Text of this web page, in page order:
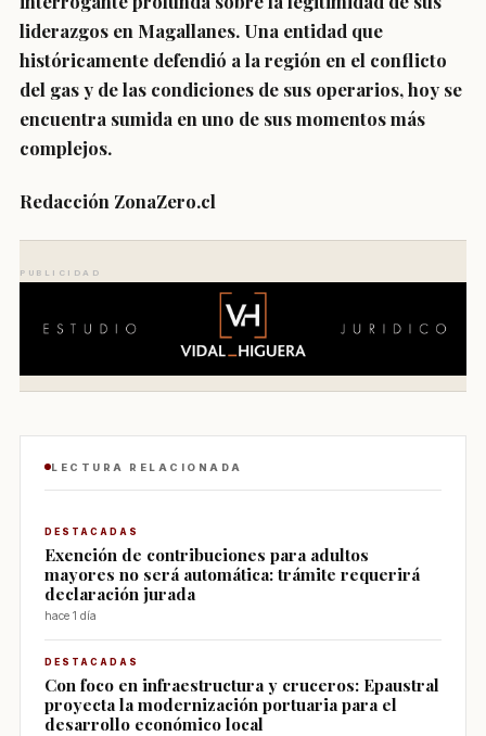
liderazgos en Magallanes. Una entidad que
históricamente defendió a la región en el conflicto
del gas y de las condiciones de sus operarios, hoy se
encuentra sumida en uno de sus momentos más
complejos.
Redacción ZonaZero.cl
PUBLICIDAD
LECTURA RELACIONADA
DESTACADAS
Exención de contribuciones para adultos
mayores no será automática: trámite requerirá
declaración jurada
hace 1 día
DESTACADAS
Con foco en infraestructura y cruceros: Epaustral
proyecta la modernización portuaria para el
desarrollo económico local